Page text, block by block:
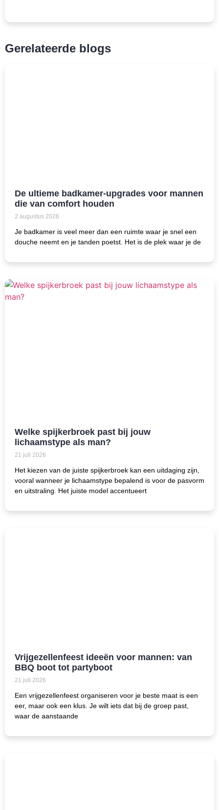
Gerelateerde blogs
De ultieme badkamer-upgrades voor mannen
die van comfort houden
2 augustus 2026
Je badkamer is veel meer dan een ruimte waar je snel een
douche neemt en je tanden poetst. Het is de plek waar je de
Welke spijkerbroek past bij jouw
lichaamstype als man?
21 juli 2026
Het kiezen van de juiste spijkerbroek kan een uitdaging zijn,
vooral wanneer je lichaamstype bepalend is voor de pasvorm
en uitstraling. Het juiste model accentueert
Vrijgezellenfeest ideeën voor mannen: van
BBQ boot tot partyboot
21 juli 2026
Een vrijgezellenfeest organiseren voor je beste maat is een
eer, maar ook een klus. Je wilt iets dat bij de groep past,
waar de aanstaande